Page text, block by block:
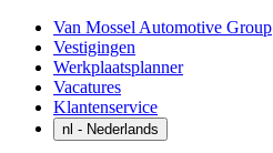
Van Mossel Automotive Group
Vestigingen
Werkplaatsplanner
Vacatures
Klantenservice
nl - Nederlands